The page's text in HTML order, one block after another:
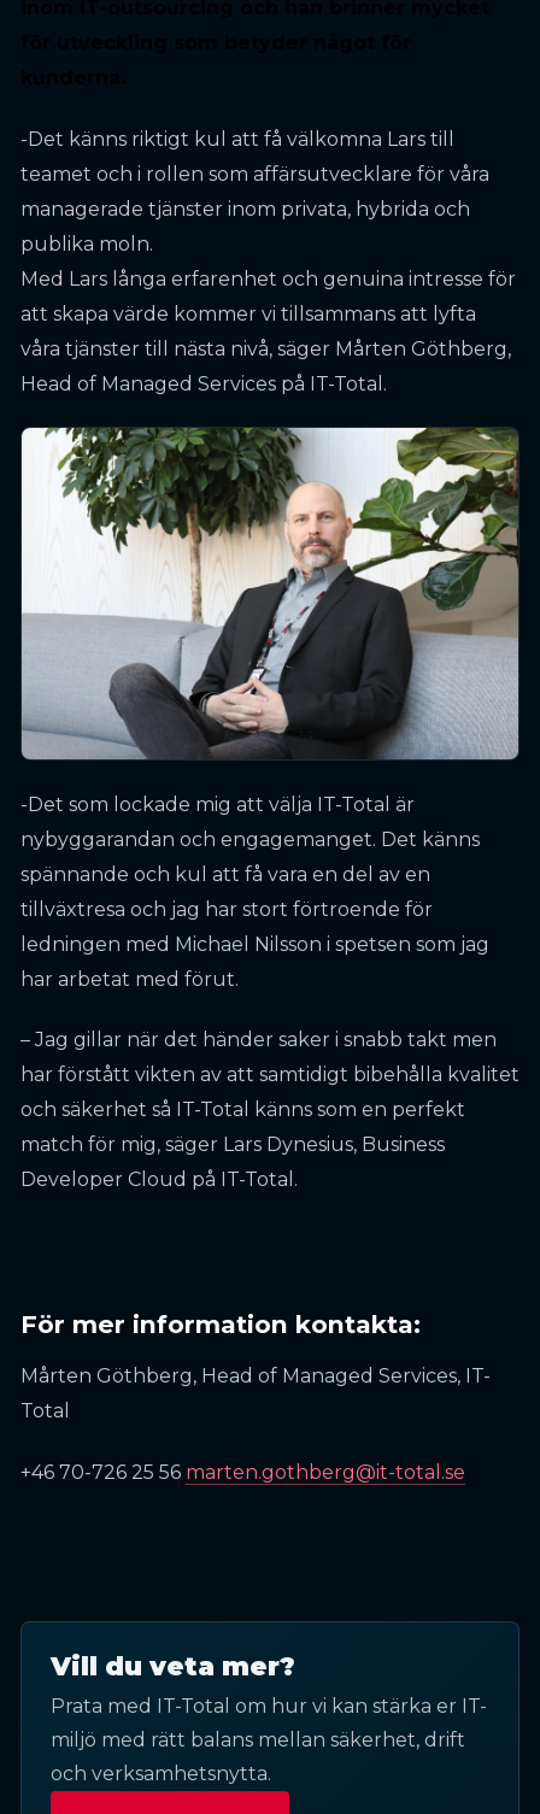
-Det känns riktigt kul att få välkomna Lars till
teamet och i rollen som affärsutvecklare för våra
managerade tjänster inom privata, hybrida och
publika moln.
Med Lars långa erfarenhet och genuina intresse för
att skapa värde kommer vi tillsammans att lyfta
våra tjänster till nästa nivå, säger Mårten Göthberg,
Head of Managed Services på IT-Total.
-Det som lockade mig att välja IT-Total är
nybyggarandan och engagemanget. Det känns
spännande och kul att få vara en del av en
tillväxtresa och jag har stort förtroende för
ledningen med Michael Nilsson i spetsen som jag
har arbetat med förut.
– Jag gillar när det händer saker i snabb takt men
har förstått vikten av att samtidigt bibehålla kvalitet
och säkerhet så IT-Total känns som en perfekt
match för mig, säger Lars Dynesius, Business
Developer Cloud på IT-Total.
För mer information kontakta:
Mårten Göthberg, Head of Managed Services, IT-
Total
+46 70-726 25 56 marten.gothberg@it-total.se
Vill du veta mer?
Prata med IT-Total om hur vi kan stärka er IT-
miljö med rätt balans mellan säkerhet, drift
och verksamhetsnytta.